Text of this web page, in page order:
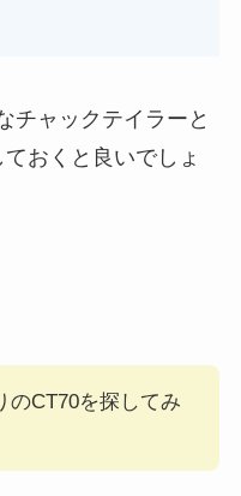
チャックテイラーと
おくと良いでしょ
のCT70を探してみ